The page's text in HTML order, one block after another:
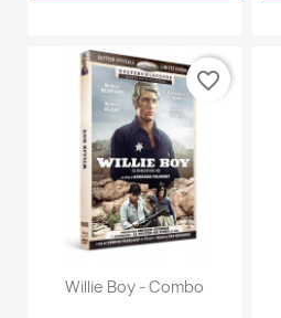
Willie Boy - Combo
favorite_border